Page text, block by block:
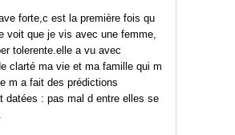
forte,c est la première fois qu
voit que je vis avec une femme,
tolerente.elle a vu avec
clarté ma vie et ma famille qui m
m a fait des prédictions
datées : pas mal d entre elles se